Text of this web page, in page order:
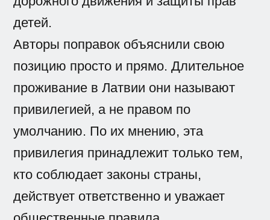
детей.
Авторы поправок объяснили свою
позицию просто и прямо. Длительное
проживание в Латвии они называют
привилегией, а не правом по
умолчанию. По их мнению, эта
привилегия принадлежит только тем,
кто соблюдает законы страны,
действует ответственно и уважает